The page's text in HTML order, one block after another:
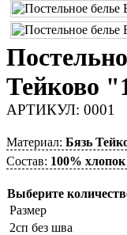
Тейково
АРТИКУЛ: 0001
Материал: Бязь
Состав: 100% хлопок
Выберите
Размер
2сп без шва